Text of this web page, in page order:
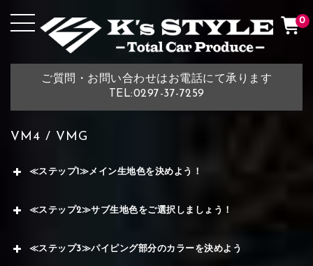
ご質問・お問い合わせはお電話にて承ります
TEL:0297-37-7259
0
VM4 / VMG
≪ステップ1≫メイン生地色を決めよう！
≪ステップ2≫サブ生地色をご選択しましょう！
≪ステップ3≫パイピング部分のカラーを決めよう